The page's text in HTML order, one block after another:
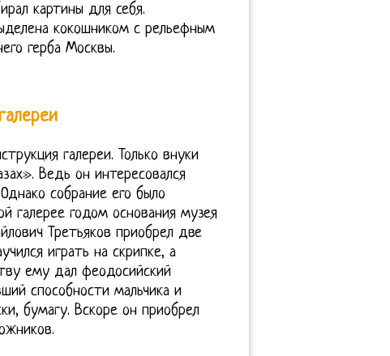
картины для себя.
кокошником с рельефным
герба Москвы.
галереи. Только внуки
Ведь он интересовался
собрание его было
галерее годом основания музея
Третьяков приобрел две
играть на скрипке, а
ему дал феодосийский
способности мальчика и
бумагу. Вскоре он приобрел